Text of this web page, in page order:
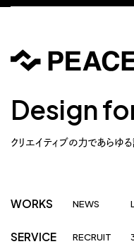
Design
クリエイティブの力であらゆ
WORKS
SERVICE
NEWS
RECRUIT